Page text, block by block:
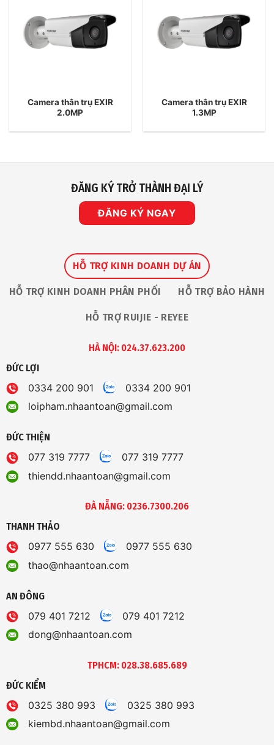
Camera thân trụ EXIR
2.0MP
Camera thân trụ EXIR
1.3MP
ĐĂNG KÝ TRỞ THÀNH ĐẠI LÝ
ĐĂNG KÝ NGAY
HỖ TRỢ KINH DOANH DỰ ÁN
HỖ TRỢ KINH DOANH PHÂN PHỐI HỖ TRỢ BẢO HÀNH
HỖ TRỢ RUIJIE - REYEE
HÀ NỘI: 024.37.623.200
ĐỨC LỢI
0334 200 901
0334 200 901
loipham.nhaantoan@gmail.com
ĐỨC THIỆN
077 319 7777
077 319 7777
thiendd.nhaantoan@gmail.com
ĐÀ NẴNG: 0236.7300.206
THANH THẢO
0977 555 630
0977 555 630
thao@nhaantoan.com
AN ĐÔNG
079 401 7212
079 401 7212
dong@nhaantoan.com
TPHCM: 028.38.685.689
ĐỨC KIỂM
0325 380 993
0325 380 993
kiembd.nhaantoan@gmail.com